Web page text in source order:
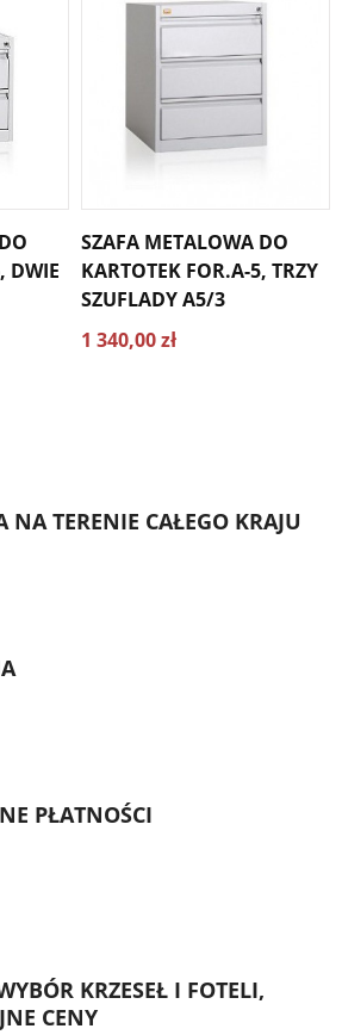
DWIE
SZAFA METALOWA DO
KARTOTEK FOR.A-5, TRZY
SZUFLADY A5/3
1 340,00 zł
NA TERENIE CAŁEGO KRAJU
PŁATNOŚCI
KRZESEŁ I FOTELI,
CENY